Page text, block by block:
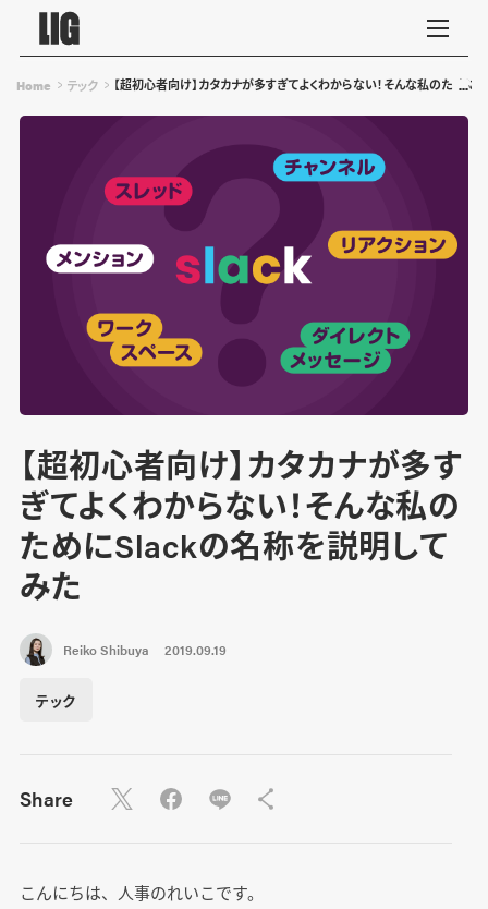
Home テック 【超初心者向け】カタカナが多すぎてよくわからない！そんな私のため
【超初心者向け】カタカナが多す
ぎてよくわからない！そんな私の
ためにSlackの名称を説明して
みた
Reiko Shibuya 2019.09.19
テック
Share
こんにちは、人事のれいこです。